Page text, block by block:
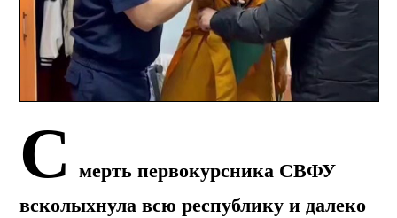
С
мерть первокурсника СВФУ
всколыхнула всю республику и далеко